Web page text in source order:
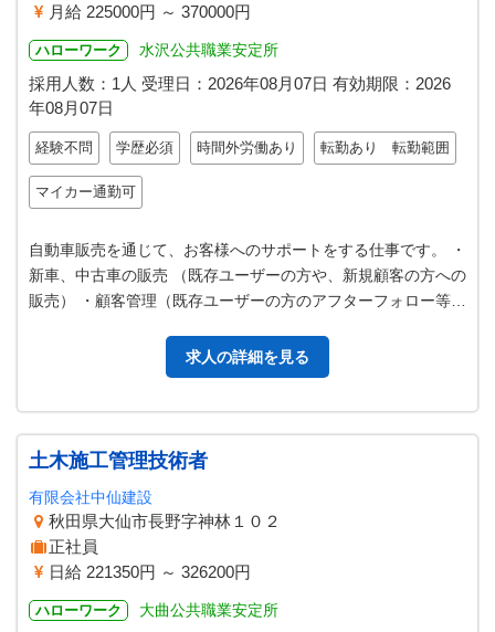
月給 225000円 ～ 370000円
ハローワーク 水沢公共職業安定所
採用人数：1人 受理日： 2026年08月07日 有効期限： 2026
年08月07日
経験不問 学歴必須 時間外労働あり 転勤あり 転勤範囲
マイカー通勤可
自動車販売を通じて、お客様へのサポートをする仕事です。 ・
新車、中古車の販売 （既存ユーザーの方や、新規顧客の方への
販売） ・顧客管理（既存ユーザーの方のアフターフォロー等）
求人の詳細を見る
土木施工管理技術者
有限会社中仙建設
秋田県大仙市長野字神林１０２
正社員
日給 221350円 ～ 326200円
ハローワーク 大曲公共職業安定所